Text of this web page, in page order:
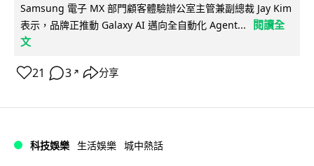
Samsung 電子 MX 部門顧客體驗辦公室主管兼副總裁 Jay Kim
表示，品牌正推動 Galaxy AI 邁向全自動化 Agent...
閱讀全
文
21 3 ↗ 分享
科技娛樂 生活娛樂 城中熱話